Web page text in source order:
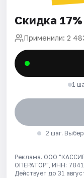
Скидка
Применили: 2
1
2 шаг.
Реклама. ООО
ОПЕРАТОР", ИНН:
Действует до 31